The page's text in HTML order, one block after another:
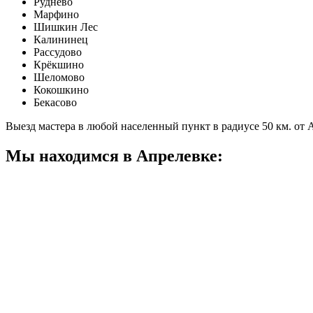
Марфино
Шишкин Лес
Калининец
Рассудово
Крёкшино
Шеломово
Кокошкино
Бекасово
Выезд мастера в любой населенный пункт в радиусе 50 км. от
Мы находимся в Апрелевке: